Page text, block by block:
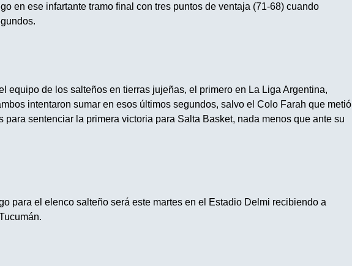
en ese infartante tramo final con tres puntos de ventaja (71-68) cuando
equipo de los salteños en tierras jujeñas, el primero en La Liga Argentina,
intentaron sumar en esos últimos segundos, salvo el Colo Farah que metió
para sentenciar la primera victoria para Salta Basket, nada menos que ante su
para el elenco salteño será este martes en el Estadio Delmi recibiendo a